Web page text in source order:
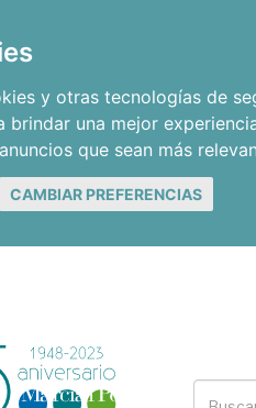
y otras tecnologías de
brindar una mejor
que sean más
CAMBIAR PREFERENCIAS